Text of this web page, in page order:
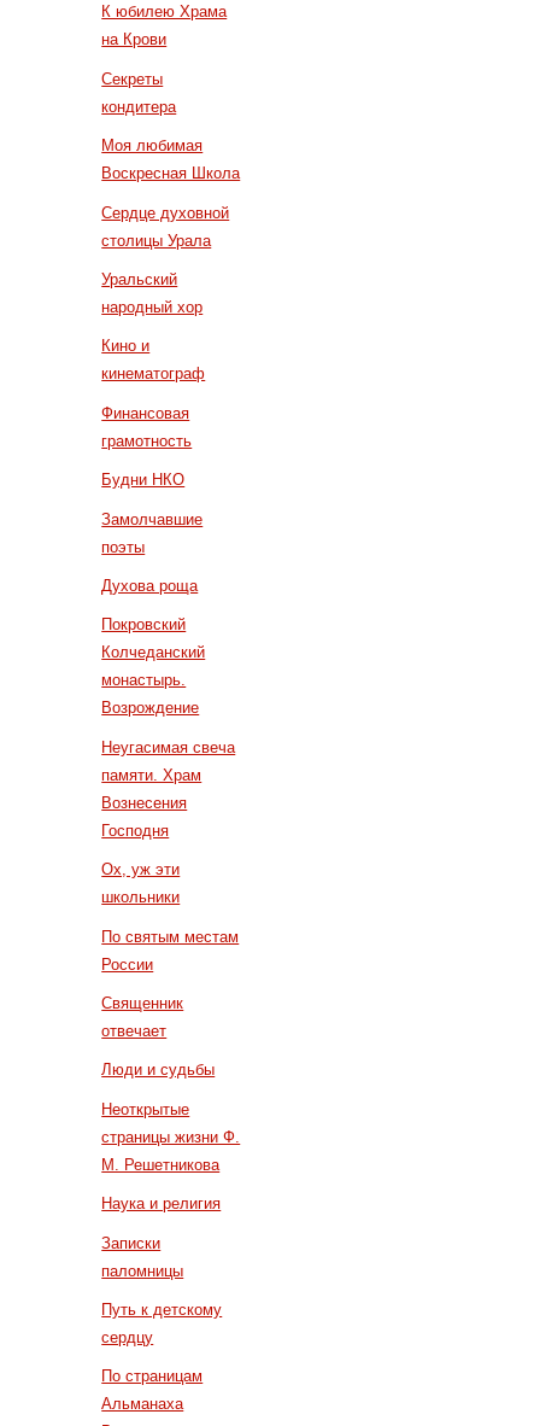
К юбилею Храма
на Крови
Секреты
кондитера
Моя любимая
Воскресная Школа
Сердце духовной
столицы Урала
Уральский
народный хор
Кино и
кинематограф
Финансовая
грамотность
Будни НКО
Замолчавшие
поэты
Духова роща
Покровский
Колчеданский
монастырь.
Возрождение
Неугасимая свеча
памяти. Храм
Вознесения
Господня
Ох, уж эти
школьники
По святым местам
России
Священник
отвечает
Люди и судьбы
Неоткрытые
страницы жизни Ф.
М. Решетникова
Наука и религия
Записки
паломницы
Путь к детскому
сердцу
По страницам
Альманаха